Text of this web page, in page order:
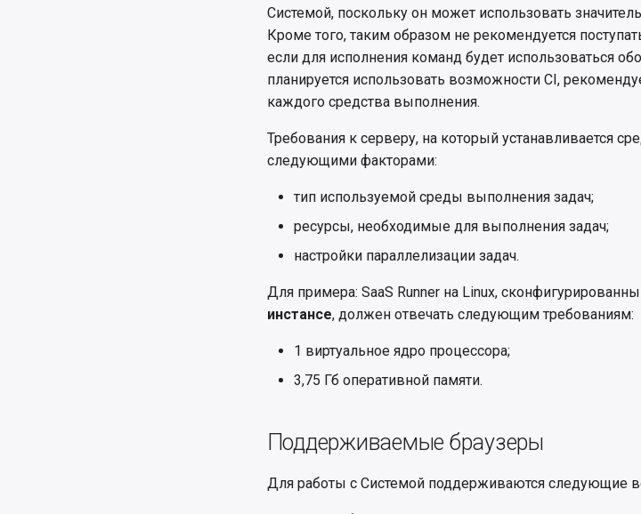
Системой, поскольку он может использовать
Кроме того, таким образом не рекомендуется
если для исполнения команд будет использоваться
планируется использовать возможности CI,
каждого средства выполнения.
Требования к серверу, на который устанавливается
следующими факторами:
тип используемой среды выполнения задач;
ресурсы, необходимые для выполнения задач;
настройки параллелизации задач.
Для примера: SaaS Runner на Linux,
инстансе, должен отвечать следующим требованиям:
1 виртуальное ядро процессора;
3,75 Гб оперативной памяти.
Поддерживаемые браузеры
Для работы с Системой поддерживаются следующие